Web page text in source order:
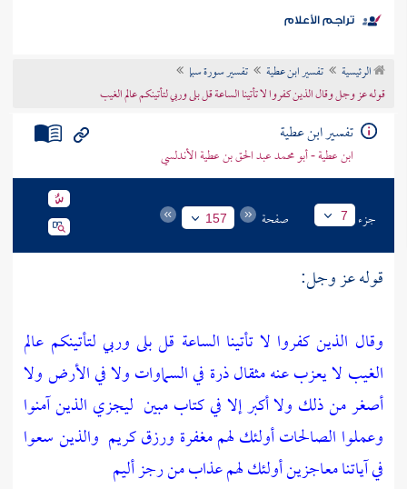
موضوعي
تراجم الأعلام
الرئيسية تفسير ابن عطية
تفسير سورة سبإ
قوله عز وجل وقال الذين كفروا لا تأتينا الساعة قل بلى وربي لتأتينكم عالم الغيب
تفسير ابن عطية
ابن عطية - أبو محمد عبد الحق بن عطية الأندلسي
جزء 7 صفحة 157
قوله عز وجل:
وقال الذين كفروا لا تأتينا الساعة قل بلى وربي لتأتينكم عالم
الغيب لا يعزب عنه مثقال ذرة في السماوات ولا في الأرض ولا
أصغر من ذلك ولا أكبر إلا في كتاب مبين ليجزي الذين آمنوا
وعملوا الصالحات أولئك لهم مغفرة ورزق كريم والذين سعوا
في آياتنا معاجزين أولئك لهم عذاب من رجز أليم